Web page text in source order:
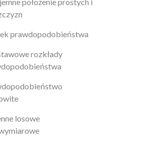
prawdopodobieństwa
rozkłady
losowe